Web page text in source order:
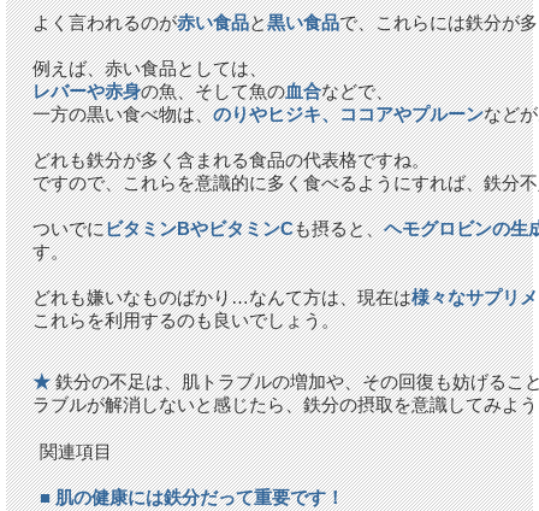
よく言われるのが赤い食品と黒い食品で、これらには鉄分が
例えば、赤い食品としては、
レバーや赤身の魚、そして魚の血合などで、
一方の黒い食べ物は、のりやヒジキ、ココアやプルーンなど
どれも鉄分が多く含まれる食品の代表格ですね。
ですので、これらを意識的に多く食べるようにすれば、鉄分
ついでにビタミンBやビタミンCも摂ると、ヘモグロビンの生
す。
どれも嫌いなものばかり…なんて方は、現在は様々なサプリ
これらを利用するのも良いでしょう。
★鉄分の不足は、肌トラブルの増加や、その回復も妨げるこ
ラブルが解消しないと感じたら、鉄分の摂取を意識してみよ
関連項目
■ 肌の健康には鉄分だって重要です！